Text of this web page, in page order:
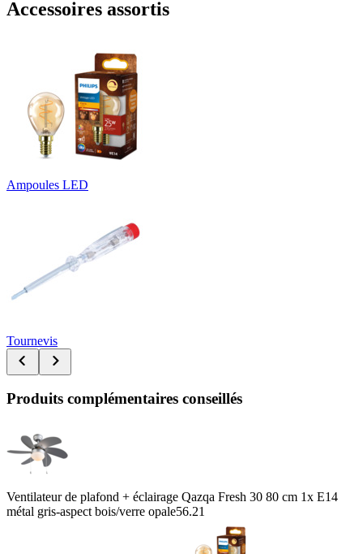
Accessoires assortis
Ampoules LED
Tournevis
Produits complémentaires conseillés
Ventilateur de plafond + éclairage Qazqa Fresh 30 80 cm 1x E14
métal gris-aspect bois/verre opale56.21